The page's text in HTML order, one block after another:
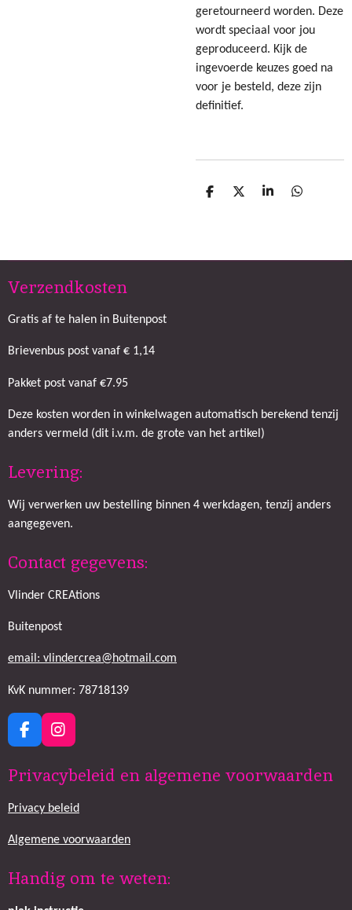
geretourneerd worden. Deze
wordt speciaal voor jou
geproduceerd. Kijk de
ingevoerde keuzes goed na
voor je besteld, deze zijn
definitief.
D
D
S
D
Verzendkosten
Gratis af te halen in Buitenpost
Brievenbus post vanaf € 1,14
Pakket post vanaf €7.95
Deze kosten worden in winkelwagen automatisch berekend tenzij
anders vermeld (dit i.v.m. de grote van het artikel)
Levering:
Wij verwerken uw bestelling binnen 4 werkdagen, tenzij anders
aangegeven.
Contact gegevens:
Vlinder CREAtions
Buitenpost
email: vlindercrea@hotmail.com
KvK nummer: 78718139
F
a
e
o
k
I
n
t
g
a
Privacybeleid en algemene voorwaarden
Privacy beleid
Algemene voorwaarden
Handig om te weten: